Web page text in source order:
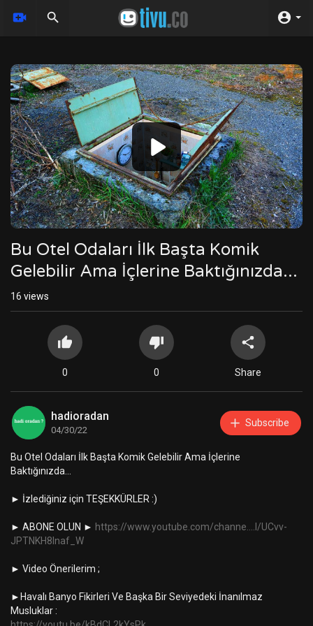
Video
Player
Bu Otel Odaları İlk Başta Komik
Gelebilir Ama İçlerine Baktığınızda...
16 views
0 0 Share
hadioradan
04/30/22
Subscribe
Bu Otel Odaları İlk Başta Komik Gelebilir Ama İçlerine
Baktığınızda...
► İzlediğiniz için TEŞEKKÜRLER :)
► ABONE OLUN ► https://www.youtube.com/channe....l/UCvv-
JPTNKH8Inaf_W
► Video Önerilerim ;
►Havalı Banyo Fikirleri Ve Başka Bir Seviyedeki İnanılmaz
Musluklar :